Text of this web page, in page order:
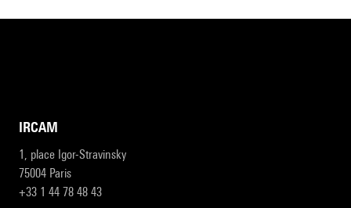
IRCAM
1, place Igor-Stravinsky
75004 Paris
+33 1 44 78 48 43